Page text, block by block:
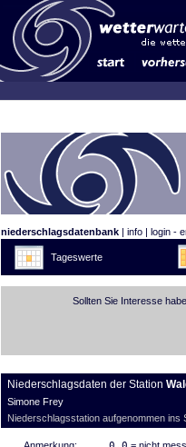
niederschlagsdatenbank| info| login -
Tageswerte
Sollten Sie Interesse
Niederschlagsdaten der Station
Simone Frey
Niederschlagsstation aufgenommen ins